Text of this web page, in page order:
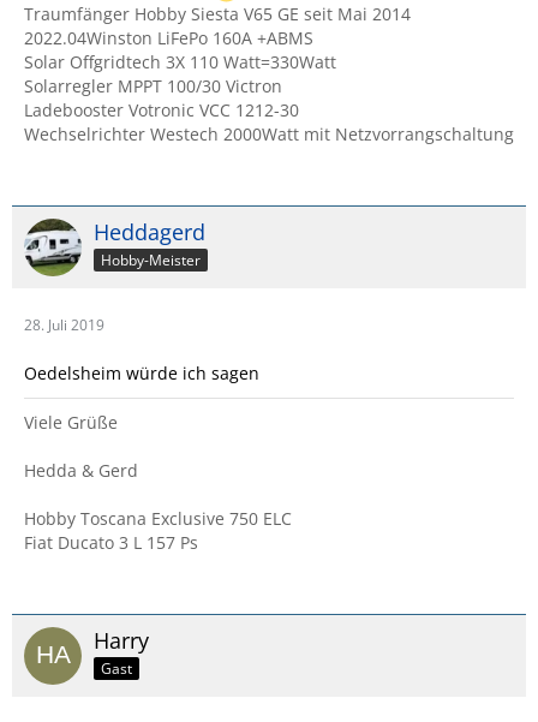
Traumfänger Hobby Siesta V65 GE seit Mai 2014
2022.04Winston LiFePo 160A +ABMS
Solar Offgridtech 3X 110 Watt=330Watt
Solarregler MPPT 100/30 Victron
Ladebooster Votronic VCC 1212-30
Wechselrichter Westech 2000Watt mit Netzvorrangschaltung
Heddagerd
Hobby-Meister
28. Juli 2019
Oedelsheim würde ich sagen
Viele Grüße
Hedda & Gerd
Hobby Toscana Exclusive 750 ELC
Fiat Ducato 3 L 157 Ps
Harry
Gast